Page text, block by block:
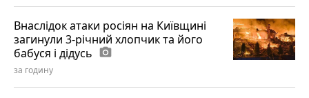
Внаслідок атаки росіян на Київщині
загинули 3-річний хлопчик та його
бабуся і дідусь photo_camera
за годину